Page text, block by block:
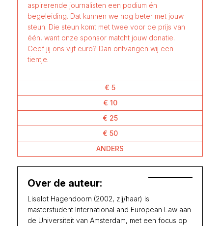
aspirerende journalisten een podium én
begeleiding. Dat kunnen we nog beter met jouw
steun. Die steun komt met twee voor de prijs van
één, want onze sponsor matcht jouw donatie.
Geef jij ons vijf euro? Dan ontvangen wij een
tientje.
€ 5
€ 10
€ 25
€ 50
ANDERS
Over de auteur:
Liselot Hagendoorn (2002, zij/haar) is
masterstudent International and European Law aan
de Universiteit van Amsterdam, met een focus op